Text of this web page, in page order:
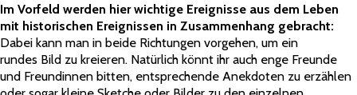
Im Vorfeld werden hier wichtige Ereignisse aus dem Leben
mit historischen Ereignissen in Zusammenhang gebracht:
Dabei kann man in beide Richtungen vorgehen, um ein
rundes Bild zu kreieren. Natürlich könnt ihr auch enge Freunde
und Freundinnen bitten, entsprechende Anekdoten zu erzählen